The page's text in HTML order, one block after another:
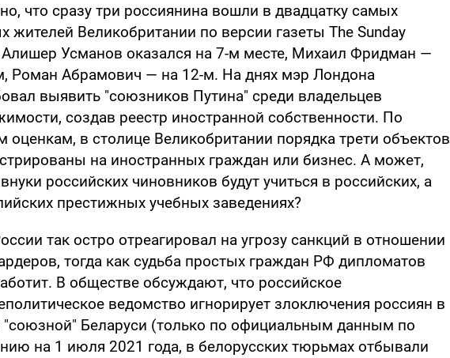
что сразу три россиянина вошли в двадцатку самых
жителей Великобритании по версии газеты The Sunday
Усманов оказался на 7-м месте, Михаил Фридман —
Роман Абрамович — на 12-м. На днях мэр Лондона
выявить "союзников Путина" среди владельцев
создав реестр иностранной собственности. По
оценкам, в столице Великобритании порядка трети объектов
на иностранных граждан или бизнес. А может,
российских чиновников будут учиться в российских, а
престижных учебных заведениях?
так остро отреагировал на угрозу санкций в отношении
тогда как судьба простых граждан РФ дипломатов
В обществе обсуждают, что российское
ведомство игнорирует злоключения россиян в
"союзной" Беларуси (только по официальным данным по
на 1 июля 2021 года, в белорусских тюрьмах отбывали